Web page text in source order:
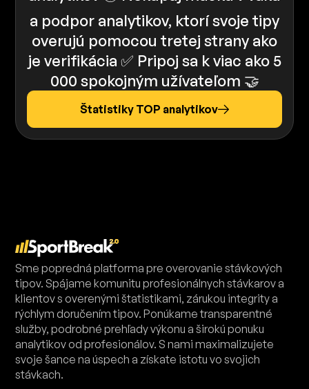
a podpor analytikov, ktorí svoje tipy
overujú pomocou tretej strany ako
je verifikácia ✅ Pripoj sa k viac ako 5
000 spokojným užívateľom 🤝
Štatistiky TOP analytikov
Sme popredná platforma pre overovanie stávkových
tipov. Spájame komunitu profesionálnych stávkarov a
klientov s overenými štatistikami, zárukou integrity a
rýchlym doručením tipov. Ponúkame transparentné
služby, podrobné prehľady výkonu a širokú ponuku
analytikov od profesionálov. S nami maximalizujete
svoje šance na úspech a získate istotu vo svojich
stávkach.